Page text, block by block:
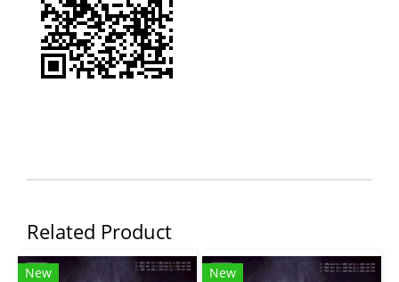
Related Product
New
New